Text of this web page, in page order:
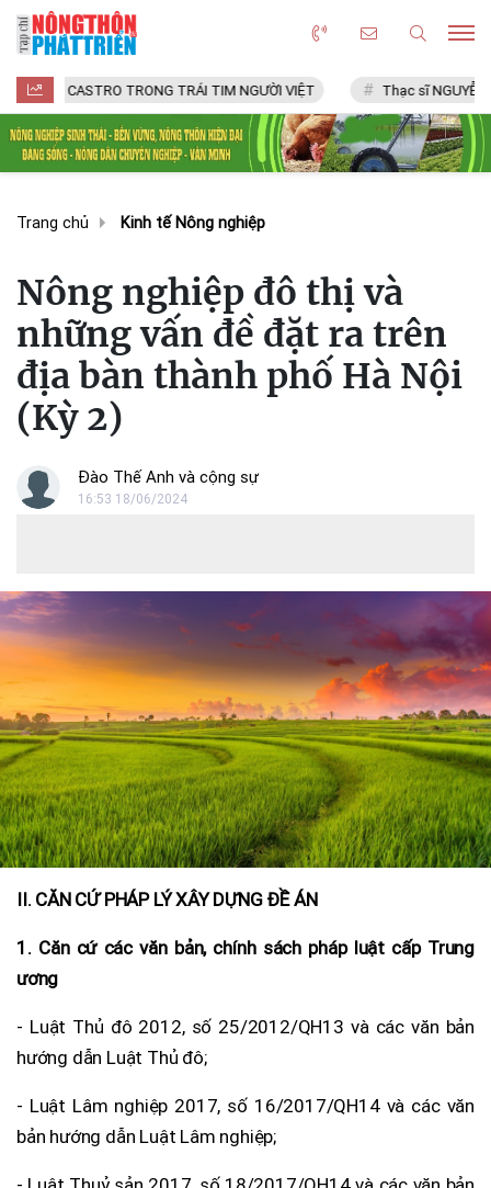
TRONG TRÁI TIM NGƯỜI VIỆT Thạc sĩ NGUYỄN VĂN CHÍ
Trang chủ Kinh tế Nông nghiệp
Nông nghiệp đô thị và
những vấn đề đặt ra trên
địa bàn thành phố Hà Nội
(Kỳ 2)
Đào Thế Anh và cộng sự
16:53 18/06/2024
II. CĂN CỨ PHÁP LÝ XÂY DỰNG ĐỀ ÁN
1. Căn cứ các văn bản, chính sách pháp luật cấp Trung
ương
- Luật Thủ đô 2012, số 25/2012/QH13 và các văn bản
hướng dẫn Luật Thủ đô;
- Luật Lâm nghiệp 2017, số 16/2017/QH14 và các văn
bản hướng dẫn Luật Lâm nghiệp;